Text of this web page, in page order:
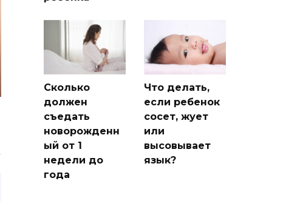
Сколько
должен
съедать
новорожденн
ый от 1
недели до
года
Что делать,
если ребенок
сосет, жует
или
высовывает
язык?